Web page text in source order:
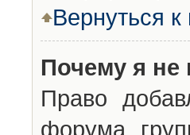
Вернуться к
Почему я не
Право
форума,